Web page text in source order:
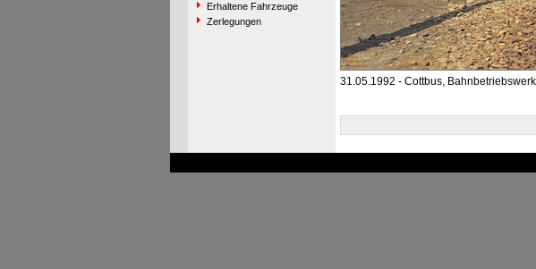
Erhaltene Fahrzeuge
Zerlegungen
31.05.1992 - Cottbus, Bahnbetriebswerk